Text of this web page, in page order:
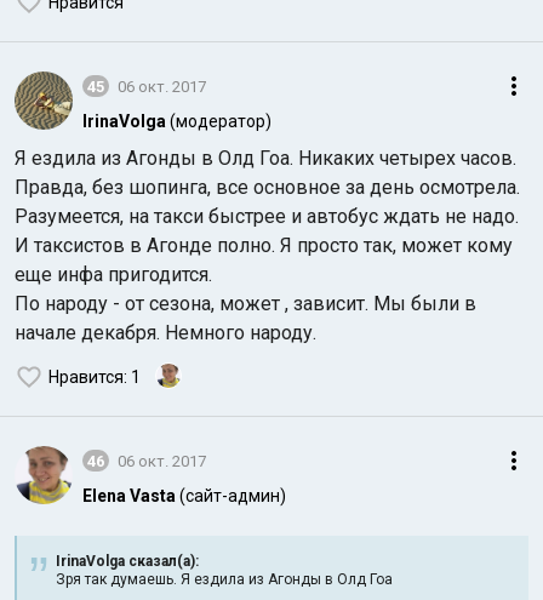
45 06 окт. 2017
IrinaVolga (модератор)
Я ездила из Агонды в Олд Гоа. Никаких четырех часов.
Правда, без шопинга, все основное за день осмотрела.
Разумеется, на такси быстрее и автобус ждать не надо.
И таксистов в Агонде полно. Я просто так, может кому
еще инфа пригодится.
По народу - от сезона, может , зависит. Мы были в
начале декабря. Немного народу.
Нравится: 1
46 06 окт. 2017
Elena Vasta (сайт-админ)
IrinaVolga сказал(а):
Зря так думаешь. Я ездила из Агонды в Олд Гоа